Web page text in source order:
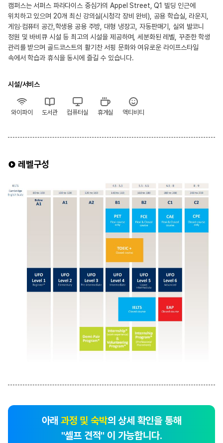
캠퍼스는 서퍼스 파라다이스 중심가의 Appel Street, Q1 빌딩 인근에
위치하고 있으며 20개 최신 강의실(시청각 장비 완비), 공용 학습실, 라운지,
게임·컴퓨터 공간,학생용 공용 주방, 대형 냉장고, 자동판매기, 실외 발코니
정원 및 바비큐 시설 등 최고의 시설을 제공하며, 세분화된 레벨, 꾸준한 학생
관리를 받으며 골드코스트의 활기찬 서핑 문화와 여유로운 라이프스타일
속에서 학습과 휴식을 동시에 즐길 수 있습니다.
시설/서비스
와이파이 도서관 컴퓨터실 휴게실 액티비티
레벨구성
아래 과정 및 숙박의 상세 확인을 통해
"셀프 견적" 이 가능합니다.